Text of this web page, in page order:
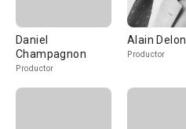
Daniel
Champagnon
Productor
Alain Delon
Productor